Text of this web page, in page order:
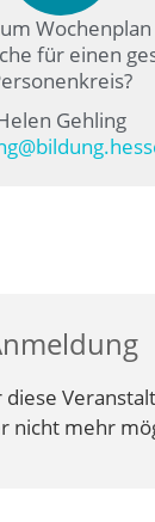
für einen
Gehling
nicht mehr